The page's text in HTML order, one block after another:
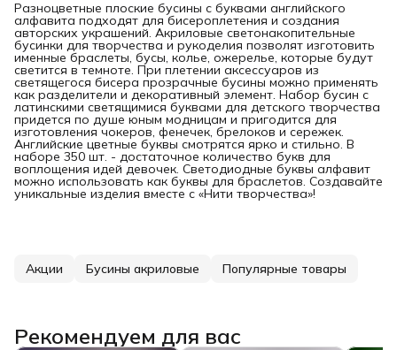
Разноцветные плоские бусины с буквами английского
алфавита подходят для бисероплетения и создания
авторских украшений. Акриловые светонакопительные
бусинки для творчества и рукоделия позволят изготовить
именные браслеты, бусы, колье, ожерелье, которые будут
светится в темноте. При плетении аксессуаров из
светящегося бисера прозрачные бусины можно применять
как разделители и декоративный элемент. Набор бусин с
латинскими светящимися буквами для детского творчества
придется по душе юным модницам и пригодится для
изготовления чокеров, фенечек, брелоков и сережек.
Английские цветные буквы смотрятся ярко и стильно. В
наборе 350 шт. - достаточное количество букв для
воплощения идей девочек. Светодиодные буквы алфавит
можно использовать как буквы для браслетов. Создавайте
уникальные изделия вместе с «Нити творчества»!
Акции Бусины акриловые Популярные товары
Рекомендуем для вас